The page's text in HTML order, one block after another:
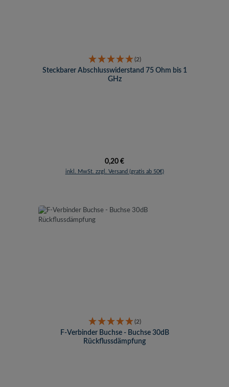
(2)
Steckbarer Abschlusswiderstand 75 Ohm bis 1
GHz
Regulärer Preis:
0,20 €
inkl. MwSt. zzgl. Versand (gratis ab 50€)
(2)
F-Verbinder Buchse - Buchse 30dB
Rückflussdämpfung